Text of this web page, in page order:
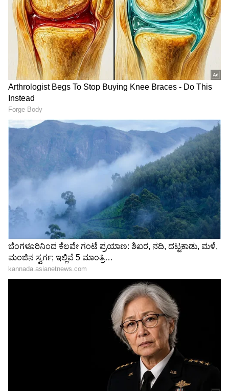
Related Articles
ರಾಜ್ಯದಲ್ಲಿ ಗಾಡಿ ಎಣ್ಣೆ ರೇಟ್ ಹೆಚ್ಚಾಯ್ತು, ಈ ಎಣ್ಣೆಯ
ದರ ಇಳಿಕೆ ಆಯ್ತು! ಬ್ರ್ಯಾಂಡ್‌ವೈಸ್ ಬೆಲೆ ಇಲ್ಲಿದೆ ನೋಡಿ!
ದೇಶಾದ್ಯಂತ ಇಂಧನ ದರ ಏರಿಕೆ ಬಿಸಿ: ಬೆಂಗಳೂರಿನಲ್ಲಿ
106 ರೂ. ದಾಟಿದ ಪೆಟ್ರೋಲ್! ಬೆಲೆ ಏರಿಕೆಗೆ
ಕಾರಣವೇನು?
5
100 ರಿಂದ 200 ರೂಪಾಯಿ ಏರಿಕೆ
26 ಕೆಜಿ ಅಕ್ಕಿ ಬ್ಯಾಗ್ 100 ರಿಂದ200 ರೂಪಾಯಿ ದರ
ಏರಿಕೆಯಾಗಿದೆ. ಮಳೆ ಕೊರತೆ, ಉತ್ಪಾದನೆ ಕುಸಿತದ ಜೊತೆಗೆ
ಸಾರಿಗೆ ವೆಚ್ಚ ಹಾಗೂ ಗೋದಾಮು ಖರ್ಚು ಹೆಚ್ಚಳವೂ ದರ
ಏರಿಕೆಗೆ ಕಾರಣವಾಗಿದೆ. ಪರಿಣಾಮ ಮಧ್ಯಮ ವರ್ಗ ಕೂಲಿ
ಕಾರ್ಮಿಕರು ಜೀವನ‌ ನಡೆಸೋದು ಕಷ್ಟವಾಗಿದೆ.